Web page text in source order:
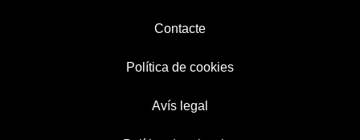
Contacte
Política de cookies
Avís legal